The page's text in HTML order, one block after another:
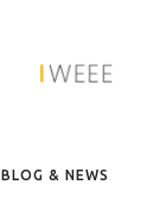
BLOG & NEWS